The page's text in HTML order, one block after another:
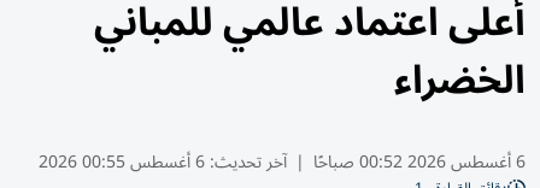
أعلى اعتماد عالمي للمباني
الخضراء
6 أغسطس 2026 00:52 صباحًا | آخر تحديث:6 أغسطس 00:55 2026